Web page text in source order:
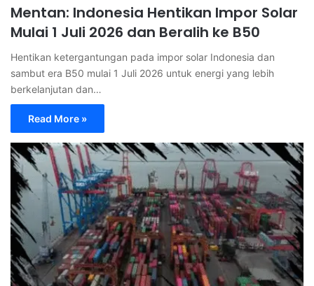
Mentan: Indonesia Hentikan Impor Solar
Mulai 1 Juli 2026 dan Beralih ke B50
Hentikan ketergantungan pada impor solar Indonesia dan
sambut era B50 mulai 1 Juli 2026 untuk energi yang lebih
berkelanjutan dan…
Read More »